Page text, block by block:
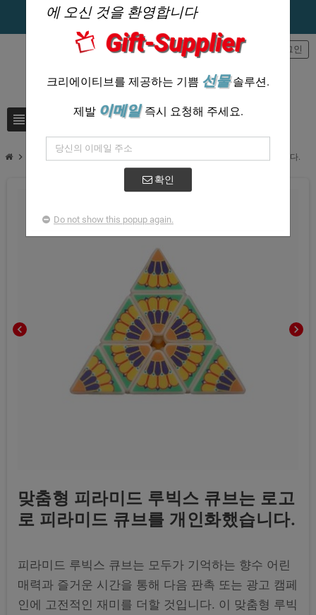
view_headline
로그인
chevron_right 맞춤형 피라미드 루빅스 큐브는 로고로 피라미드 큐브를 개인화했습니다.
chevron_left chevron_right
맞춤형 피라미드 루빅스 큐브는 로고
로 피라미드 큐브를 개인화했습니다.
피라미드 루빅스 큐브는 모두가 기억하는 향수 어린
매력과 즐거운 시간을 통해 다음 판촉 또는 광고 캠페
인에 고전적인 재미를 더할 것입니다. 이 맞춤형 루빅
에 오신 것을 환영합니다
Gift-Supplier
크리에이티브를 제공하는 기쁨 선물솔루션.
제발 이메일 즉시 요청해 주세요.
확인
Do not show this popup again.